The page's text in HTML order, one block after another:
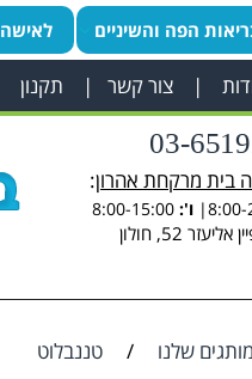
| צור קשר | תקנון
03-
בית מרקחת אהרון:
8:00- ו':8:00-15:00
52, חולון
הפה והשיניים לאישה
שלנו / טננבלוט